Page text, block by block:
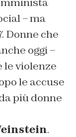
– ma
Donne che
oggi –
le violenze
le accuse
più donne
.